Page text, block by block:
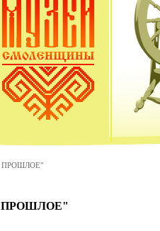
ПРОШЛОЕ"
ПРОШЛОЕ"